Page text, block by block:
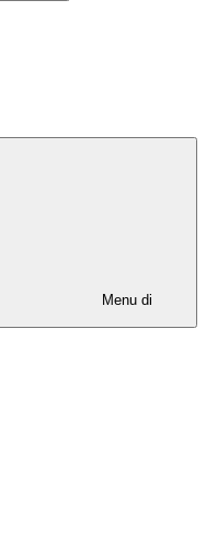
Menu di